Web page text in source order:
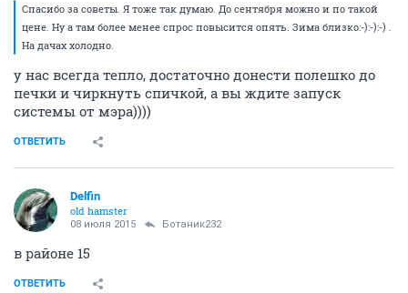
Спасибо за советы. Я тоже так думаю. До сентября можно и по такой
цене. Ну а там более менее спрос повысится опять. Зима близко:-):-):-) .
На дачах холодно.
у нас всегда тепло, достаточно донести полешко до
печки и чиркнуть спичкой, а вы ждите запуск
системы от мэра))))
ОТВЕТИТЬ
Delfin
old hamster
08 июля 2015 Ботаник232
в районе 15
ОТВЕТИТЬ